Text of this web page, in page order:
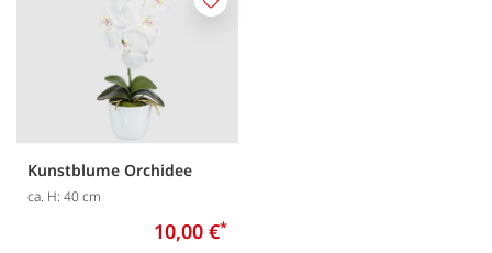
Kunstblume Orchidee
ca. H: 40 cm
10,00 €*
Merken